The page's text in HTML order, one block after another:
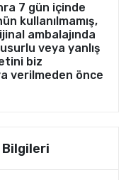
7 gün içinde
kullanılmamış,
ambalajında
veya yanlış
biz
verilmeden önce
Bilgileri